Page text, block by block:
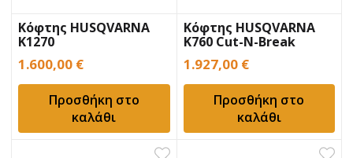
Κόφτης HUSQVARNA
K1270
1.600,00 €
Προσθήκη στο
καλάθι
Κόφτης HUSQVARNA
K760 Cut-N-Break
1.927,00 €
Προσθήκη στο
καλάθι